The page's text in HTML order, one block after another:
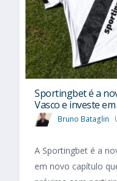
Sportingbet é a
Vasco e investe
Bruno Bataglin
A Sportingbet é a
em novo capítulo